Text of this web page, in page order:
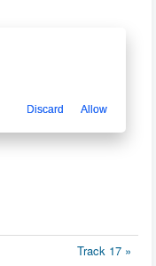
Track 17 »
Discard Allow